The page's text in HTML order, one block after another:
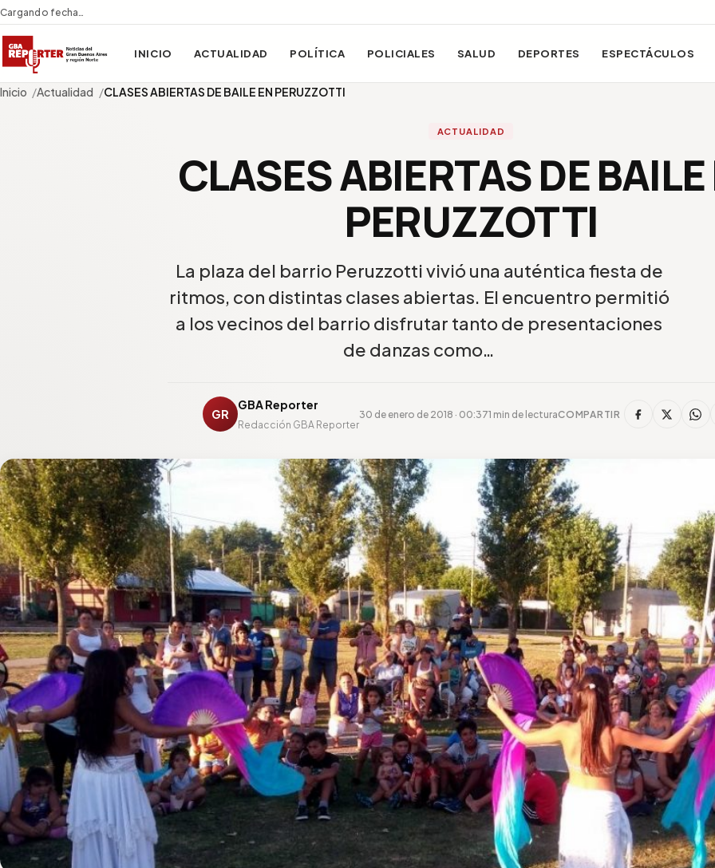
Cargando fecha…
INICIO ACTUALIDAD POLÍTICA POLICIALES SALUD DEPORTES ESPECTÁCULOS
Inicio Actualidad CLASES ABIERTAS DE BAILE EN PERUZZOTTI
ACTUALIDAD
CLASES ABIERTAS DE BAILE
PERUZZOTTI
La plaza del barrio Peruzzotti vivió una auténtica fiesta de
ritmos, con distintas clases abiertas. El encuentro permitió
a los vecinos del barrio disfrutar tanto de presentaciones
de danzas como…
GR
GBA Reporter
Redacción GBA Reporter
30 de enero de 2018 · 00:371 min de lecturaCOMPARTIR